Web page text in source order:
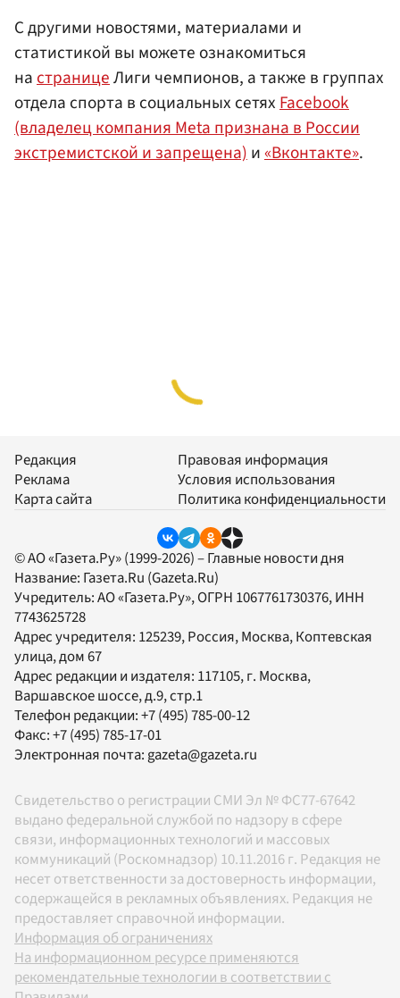
С другими новостями, материалами и
статистикой вы можете ознакомиться
настраницеЛиги чемпионов, а также в группах
отдела спорта в социальных сетяхFacebook
(владелец компания Meta признана в России
экстремистской и запрещена)и«Вконтакте».
Редакция
Реклама
Карта сайта
Правовая информация
Условия использования
Политика конфиденциальности
© АО «Газета.Ру» (1999-2026) – Главные новости дня
Название: Газета.Ru (Gazeta.Ru)
Учредитель:АО «Газета.Ру», ОГРН 1067761730376, ИНН
7743625728
Адрес учредителя: 125239, Россия, Москва, Коптевская
улица, дом 67
Адрес редакции и издателя: 117105, г. Москва,
Варшавское шоссе, д.9, стр.1
Телефон редакции:+7 (495) 785-00-12
Факс:+7 (495) 785-17-01
Электронная почта:gazeta@gazeta.ru
Свидетельство о регистрации СМИ Эл № ФС77-67642
выдано федеральной службой по надзору в сфере
связи, информационных технологий и массовых
коммуникаций (Роскомнадзор) 10.11.2016 г. Редакция не
несет ответственности за достоверность информации,
содержащейся в рекламных объявлениях. Редакция не
предоставляет справочной информации.
Информация об ограничениях
На информационном ресурсе применяются
рекомендательные технологии в соответствии с